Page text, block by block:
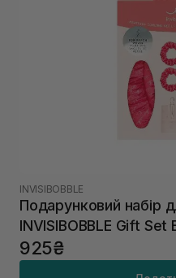
INVISIBOBBLE
Подарунковий набір
INVISIBOBBLE Gift Set
925₴